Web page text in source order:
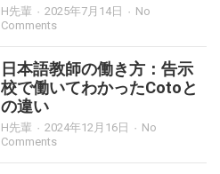
H先輩 2025年7月14日
No
Comments
日本語教師の働き方：告示
校で働いてわかったCotoと
の違い
H先輩 2024年12月16日
No
Comments